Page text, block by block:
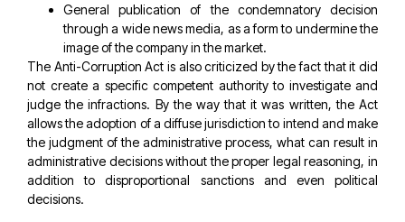
General publication of the condemnatory decision
through a wide news media, as a form to undermine the
image of the company in the market.
The Anti-Corruption Act is also criticized by the fact that it did
not create a specific competent authority to investigate and
judge the infractions. By the way that it was written, the Act
allows the adoption of a diffuse jurisdiction to intend and make
the judgment of the administrative process, what can result in
administrative decisions without the proper legal reasoning, in
addition to disproportional sanctions and even political
decisions.